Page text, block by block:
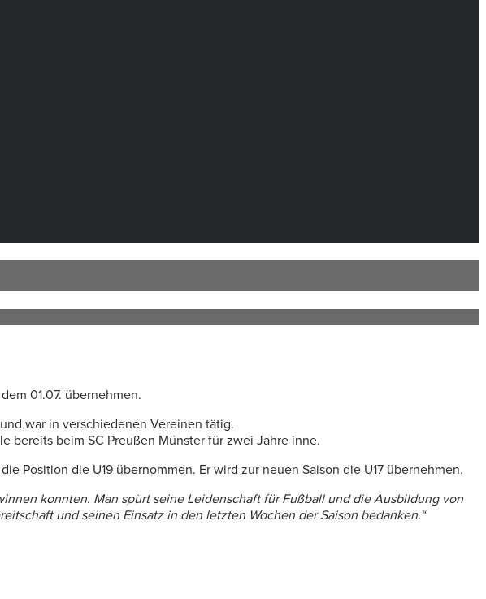
01.07. übernehmen.
war in verschiedenen Vereinen tätig.
bereits beim SC Preußen Münster für zwei Jahre inne.
Position die U19 übernommen. Er wird zur neuen Saison die U17 übernehmen.
konnten. Man spürt seine Leidenschaft für Fußball und die Ausbildung von
und seinen Einsatz in den letzten Wochen der Saison bedanken.“